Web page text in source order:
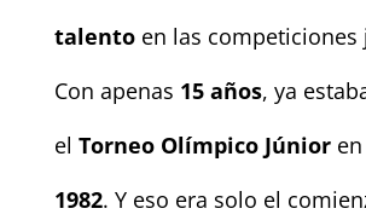
talentoen las competiciones
Con apenas 15 años, ya
el Torneo Olímpico Júnioren
1982. Y eso era solo el